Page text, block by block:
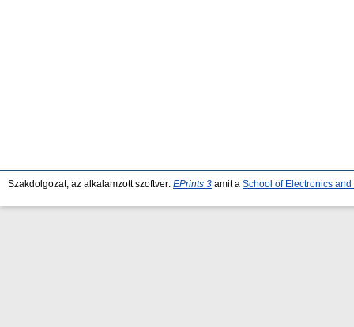
Szakdolgozat, az alkalamzott szoftver: EPrints 3 amit a School of Electronics